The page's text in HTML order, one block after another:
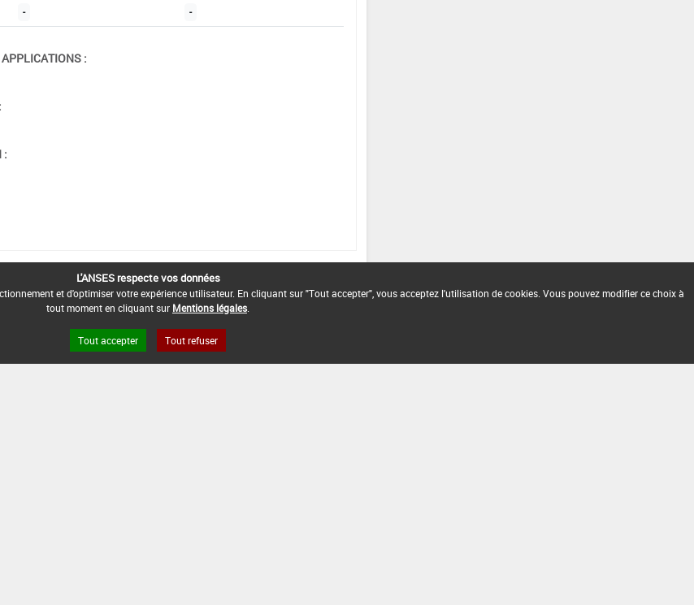
- -
:
:
L'ANSES respecte vos données
et d'optimiser votre expérience utilisateur. En cliquant sur "Tout accepter", vous acceptez l'utilisation de cookies. Vous pouvez modifier ce choix à
tout moment en cliquant sur Mentions légales
Tout accepter Tout refuser